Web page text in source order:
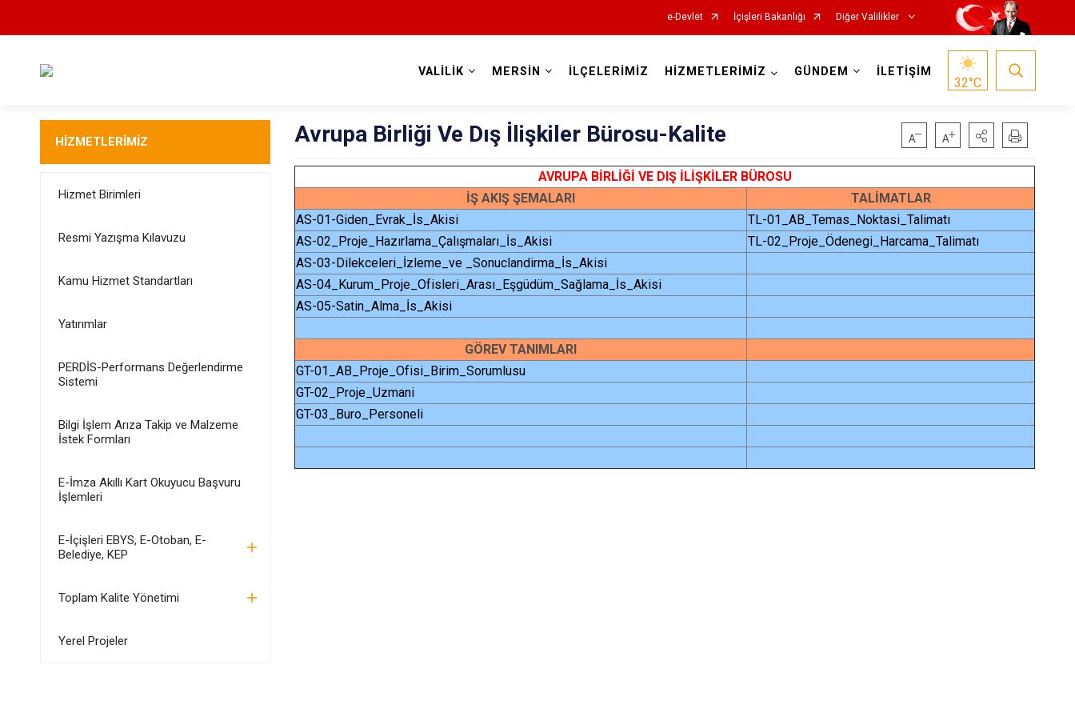
e-Devlet İçişleri Bakanlığı Diğer Valilikler
VALİLİK MERSİN İLÇELERİMİZ HİZMETLERİMİZ GÜNDEM İLETİŞİM
32°C
HİZMETLERİMİZ
Hizmet Birimleri
Resmi Yazışma Kılavuzu
Kamu Hizmet Standartları
Yatırımlar
PERDİS-Performans Değerlendirme
Sistemi
Bilgi İşlem Arıza Takip ve Malzeme
İstek Formları
E-İmza Akıllı Kart Okuyucu Başvuru
İşlemleri
E-İçişleri EBYS, E-Otoban, E-
Belediye, KEP
Toplam Kalite Yönetimi
Yerel Projeler
Avrupa Birliği Ve Dış İlişkiler Bürosu-Kalite
AVRUPA BİRLİĞİ VE DIŞ İLİŞKİLER BÜROSU
İŞ AKIŞ ŞEMALARI
TALİMATLAR
AS-01-Giden_Evrak_İs_Akisi
TL-01_AB_Temas_Noktasi_Talimatı
AS-02_Proje_Hazırlama_Çalışmaları_İs_Akisi
TL-02_Proje_Ödenegi_Harcama_Talimatı
AS-03-Dilekceleri_İzleme_ve _Sonuclandirma_İs_Akisi
AS-04_Kurum_Proje_Ofisleri_Arası_Eşgüdüm_Sağlama_İs_Akisi
AS-05-Satin_Alma_İs_Akisi
GÖREV TANIMLARI
GT-01_AB_Proje_Ofisi_Birim_Sorumlusu
GT-02_Proje_Uzmani
GT-03_Buro_Personeli